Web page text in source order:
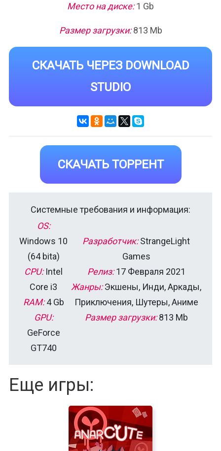
Место на диске:1 Gb
Размер загрузки:813 Mb
СКАЧАТЬ ЧЕРЕЗ DOWNLOAD
STUDIO
СКАЧАТЬ ТОРРЕНТ
Системные требования и информация:
OS:
Windows 10
(64 bitа)
CPU:Intel
Core i3
RAM:4 Gb
GPU:
GeForce
GT740
Разработчик:StrangeLight
Games
Релиз:17 Февраля 2021
Жанры:Экшены, Инди, Аркады,
Приключения, Шутеры, Аниме
Размер загрузки:813 Mb
Еще игры: